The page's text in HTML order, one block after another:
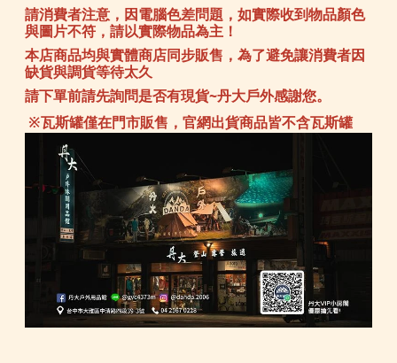
請消費者注意，因電腦色差問題，如實際收到物品顏色
與圖片不符，請以實際物品為主！
本店商品均與實體商店同步販售，為了避免讓消費者因
缺貨與調貨等待太久
請下單前請先詢問是否有現貨~丹大戶外感謝您。
※瓦斯罐僅在門市販售，官網出貨商品皆不含瓦斯罐